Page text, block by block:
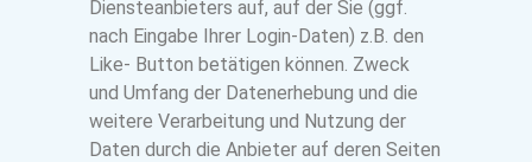
Diensteanbieters auf, auf der Sie (ggf.
nach Eingabe Ihrer Login-Daten) z.B. den
Like- Button betätigen können. Zweck
und Umfang der Datenerhebung und die
weitere Verarbeitung und Nutzung der
Daten durch die Anbieter auf deren Seiten